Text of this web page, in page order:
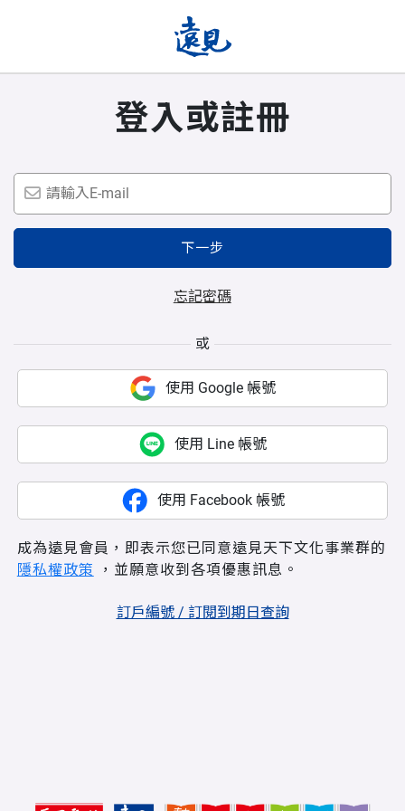
登入或註冊
下一步
忘記密碼
或
使用 Google 帳號
使用 Line 帳號
使用 Facebook 帳號
成為遠見會員，即表示您已同意遠見天下文化事業群的
隱私權政策 ，並願意收到各項優惠訊息。
訂戶編號 / 訂閱到期日查詢